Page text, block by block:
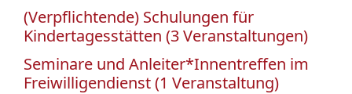
(Verpflichtende) Schulungen für
Kindertagesstätten (3 Veranstaltungen)
Seminare und Anleiter*Innentreffen im
Freiwilligendienst (1 Veranstaltung)